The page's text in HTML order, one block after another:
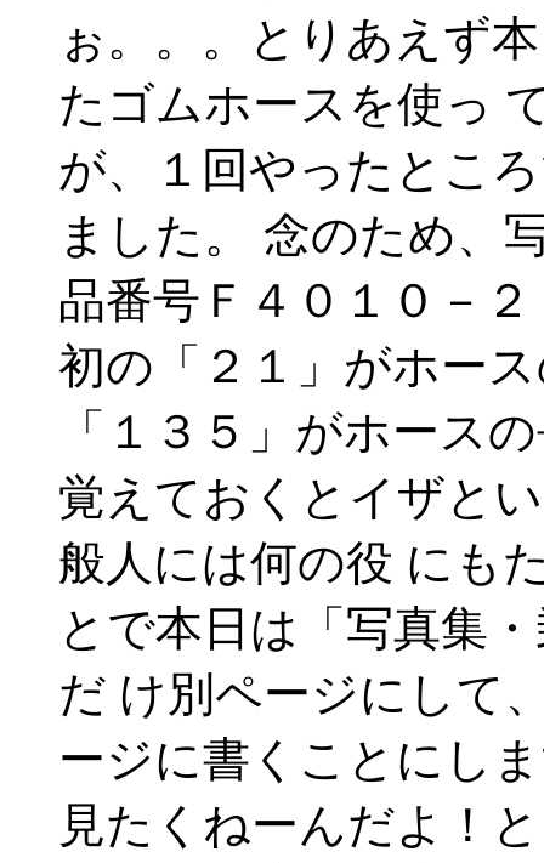
ぉ。。。とりあえず
たゴムホースを使っ
が、１回やったとこ
ました。 念のため、
品番号Ｆ４０１０－
初の「２１」がホー
「１３５」がホース
覚えておくとイザと
般人には何の役 にも
とで本日は「写真集
だ け別ページにして
ージに書くことにし
見たくねーんだよ！